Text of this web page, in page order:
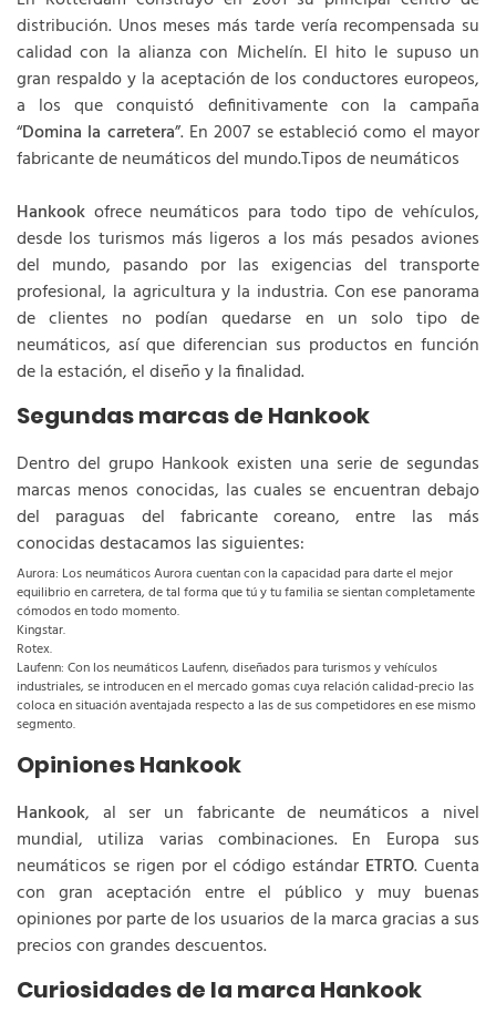
distribución. Unos meses más tarde vería recompensada su
calidad con la alianza con Michelín. El hito le supuso un
gran respaldo y la aceptación de los conductores europeos,
a los que conquistó definitivamente con la campaña
“Domina la carretera”. En 2007 se estableció como el mayor
fabricante de neumáticos del mundo.Tipos de neumáticos
Hankook ofrece neumáticos para todo tipo de vehículos,
desde los turismos más ligeros a los más pesados aviones
del mundo, pasando por las exigencias del transporte
profesional, la agricultura y la industria. Con ese panorama
de clientes no podían quedarse en un solo tipo de
neumáticos, así que diferencian sus productos en función
de la estación, el diseño y la finalidad.
Segundas marcas de Hankook
Dentro del grupo Hankook existen una serie de segundas
marcas menos conocidas, las cuales se encuentran debajo
del paraguas del fabricante coreano, entre las más
conocidas destacamos las siguientes:
Aurora: Los neumáticos Aurora cuentan con la capacidad para darte el mejor
equilibrio en carretera, de tal forma que tú y tu familia se sientan completamente
cómodos en todo momento.
Kingstar.
Rotex.
Laufenn: Con los neumáticos Laufenn, diseñados para turismos y vehículos
industriales, se introducen en el mercado gomas cuya relación calidad-precio las
coloca en situación aventajada respecto a las de sus competidores en ese mismo
segmento.
Opiniones Hankook
Hankook, al ser un fabricante de neumáticos a nivel
mundial, utiliza varias combinaciones. En Europa sus
neumáticos se rigen por el código estándar ETRTO. Cuenta
con gran aceptación entre el público y muy buenas
opiniones por parte de los usuarios de la marca gracias a sus
precios con grandes descuentos.
Curiosidades de la marca Hankook